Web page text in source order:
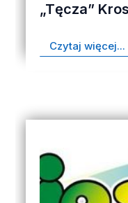
„Tęcza”
Czytaj więcej...